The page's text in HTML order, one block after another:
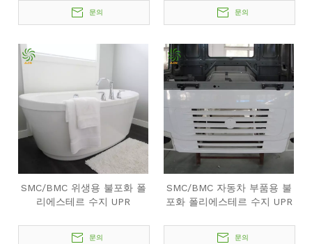
문의 문의
SMC/BMC 위생용 불포화 폴
리에스테르 수지 UPR
문의
SMC/BMC 자동차 부품용 불
포화 폴리에스테르 수지 UPR
문의